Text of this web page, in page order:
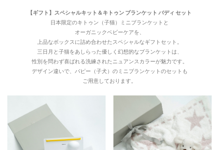
【ギフト】スペシャルキット＆キトゥン ブランケット バディ セット
日本限定のキトゥン（子猫）ミニブランケットと
オーガニックベビーケアを、
上品なボックスに詰め合わせたスペシャルなギフトセット。
三日月と子猫をあしらった優しく幻想的なブランケットは、
性別を問わず喜ばれる洗練されたニュアンスカラーが魅力です。
デザイン違いで、パピー（子犬）のミニブランケットのセットも
ご用意しております。